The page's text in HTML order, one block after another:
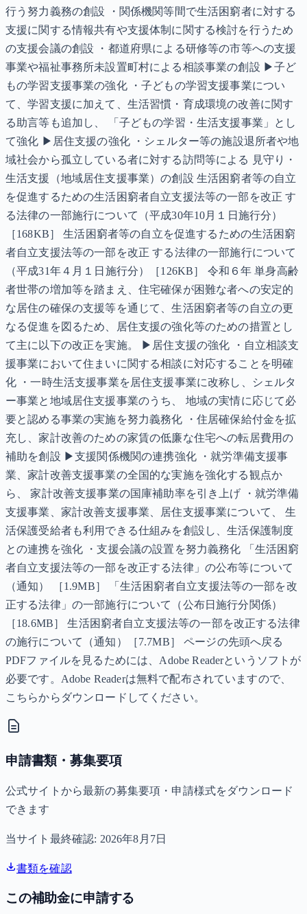
行う努力義務の創設 ・関係機関等間で生活困窮者に対する
支援に関する情報共有や支援体制に関する検討を行うため
の支援会議の創設 ・都道府県による研修等の市等への支援
事業や福祉事務所未設置町村による相談事業の創設 ▶子ど
もの学習支援事業の強化 ・子どもの学習支援事業につい
て、学習支援に加えて、生活習慣・育成環境の改善に関す
る助言等も追加し、 「子どもの学習・生活支援事業」とし
て強化 ▶居住支援の強化 ・シェルター等の施設退所者や地
域社会から孤立している者に対する訪問等による 見守り・
生活支援（地域居住支援事業）の創設 生活困窮者等の自立
を促進するための生活困窮者自立支援法等の一部を改正 す
る法律の一部施行について（平成30年10月１日施行分）
［168KB］ 生活困窮者等の自立を促進するための生活困窮
者自立支援法等の一部を改正 する法律の一部施行について
（平成31年４月１日施行分）［126KB］ 令和６年 単身高齢
者世帯の増加等を踏まえ、住宅確保が困難な者への安定的
な居住の確保の支援等を通じて、生活困窮者等の自立の更
なる促進を図るため、居住支援の強化等のための措置とし
て主に以下の改正を実施。 ▶居住支援の強化 ・自立相談支
援事業において住まいに関する相談に対応することを明確
化 ・一時生活支援事業を居住支援事業に改称し、シェルタ
ー事業と地域居住支援事業のうち、 地域の実情に応じて必
要と認める事業の実施を努力義務化 ・住居確保給付金を拡
充し、家計改善のための家賃の低廉な住宅への転居費用の
補助を創設 ▶支援関係機関の連携強化 ・就労準備支援事
業、家計改善支援事業の全国的な実施を強化する観点か
ら、 家計改善支援事業の国庫補助率を引き上げ ・就労準備
支援事業、家計改善支援事業、居住支援事業について、 生
活保護受給者も利用できる仕組みを創設し、生活保護制度
との連携を強化 ・支援会議の設置を努力義務化 「生活困窮
者自立支援法等の一部を改正する法律」の公布等について
（通知） ［1.9MB］ 「生活困窮者自立支援法等の一部を改
正する法律」の一部施行について（公布日施行分関係）
［18.6MB］ 生活困窮者自立支援法等の一部を改正する法律
の施行について（通知）［7.7MB］ ページの先頭へ戻る
PDFファイルを見るためには、Adobe Readerというソフトが
必要です。Adobe Readerは無料で配布されていますので、
こちらからダウンロードしてください。
申請書類・募集要項
公式サイトから最新の募集要項・申請様式をダウンロード
できます
当サイト最終確認: 2026年8月7日
書類を確認
この補助金に申請する